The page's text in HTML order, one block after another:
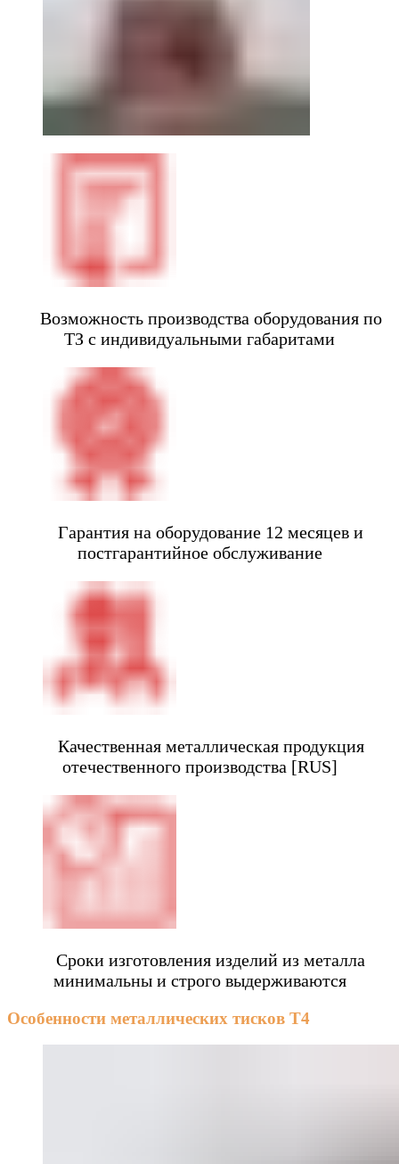
Возможность производства оборудования по
ТЗ с индивидуальными габаритами
Гарантия на оборудование 12 месяцев и
постгарантийное обслуживание
Качественная металлическая продукция
отечественного производства [RUS]
Сроки изготовления изделий из металла
минимальны и строго выдерживаются
Особенности металлических тисков Т4